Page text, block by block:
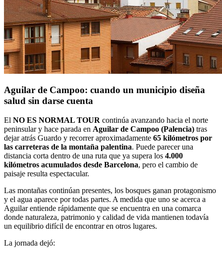
Aguilar de Campoo: cuando un municipio diseña
salud sin darse cuenta
El NO ES NORMAL TOUR continúa avanzando hacia el norte
peninsular y hace parada en Aguilar de Campoo (Palencia) tras
dejar atrás Guardo y recorrer aproximadamente 65 kilómetros por
las carreteras de la montaña palentina. Puede parecer una
distancia corta dentro de una ruta que ya supera los 4.000
kilómetros acumulados desde Barcelona, pero el cambio de
paisaje resulta espectacular.
Las montañas continúan presentes, los bosques ganan protagonismo
y el agua aparece por todas partes. A medida que uno se acerca a
Aguilar entiende rápidamente que se encuentra en una comarca
donde naturaleza, patrimonio y calidad de vida mantienen todavía
un equilibrio difícil de encontrar en otros lugares.
La jornada dejó: